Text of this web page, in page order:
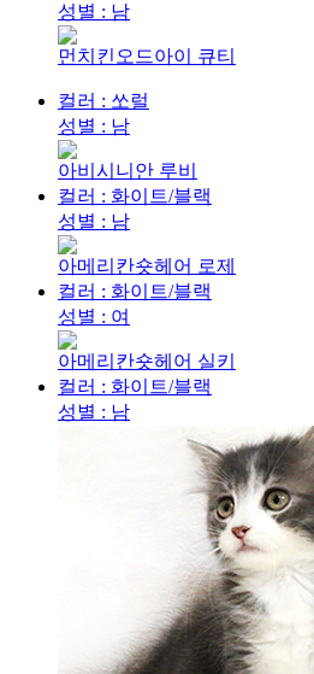
성별 : 남
먼치킨오드아이 큐티
컬러 : 쏘럴
성별 : 남
아비시니안 루비
컬러 : 화이트/블랙
성별 : 남
아메리칸숏헤어 로제
컬러 : 화이트/블랙
성별 : 여
아메리칸숏헤어 실키
컬러 : 화이트/블랙
성별 : 남